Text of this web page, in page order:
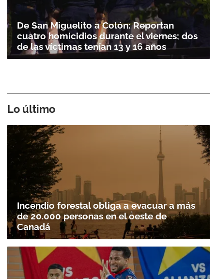
De San Miguelito a Colón: Reportan
cuatro homicidios durante el viernes; dos
de las víctimas tenían 13 y 16 años
Lo último
Incendio forestal obliga a evacuar a más
de 20.000 personas en el oeste de
Canadá